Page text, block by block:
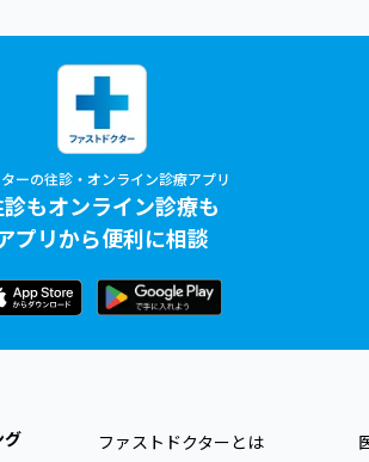
ターの往診・オンライン診療アプリ
もオンライン診療も
プリから便利に相談
グ
ファストドクターとは